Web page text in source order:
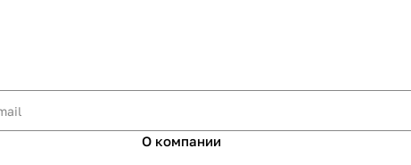
О компании